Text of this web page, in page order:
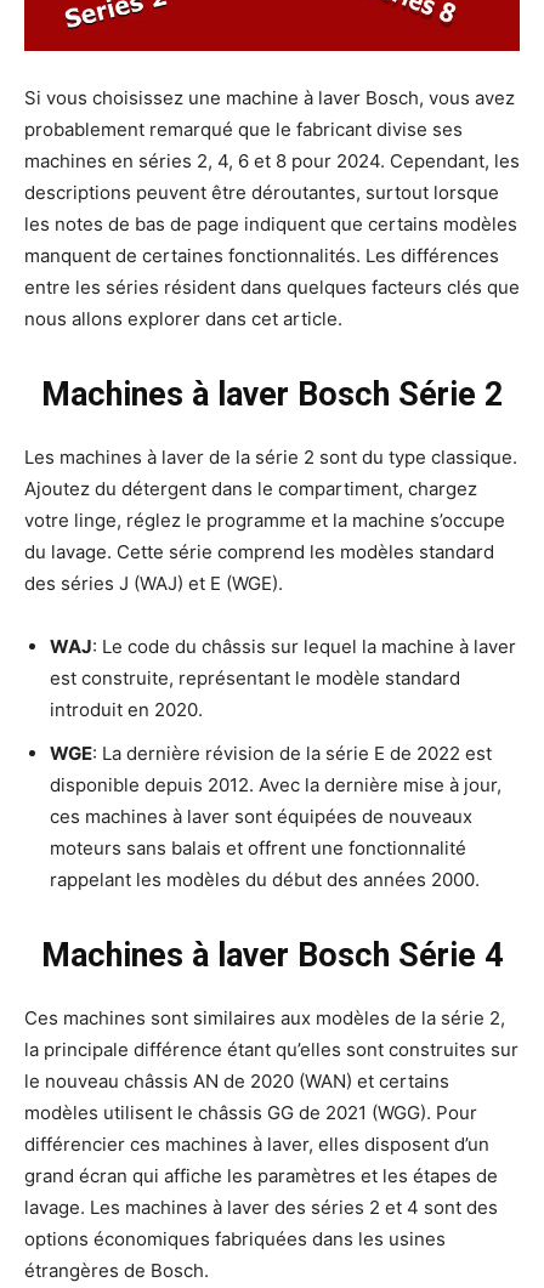
Si vous choisissez une machine à laver Bosch, vous avez
probablement remarqué que le fabricant divise ses
machines en séries 2, 4, 6 et 8 pour 2024. Cependant, les
descriptions peuvent être déroutantes, surtout lorsque
les notes de bas de page indiquent que certains modèles
manquent de certaines fonctionnalités. Les différences
entre les séries résident dans quelques facteurs clés que
nous allons explorer dans cet article.
Machines à laver Bosch Série 2
Les machines à laver de la série 2 sont du type classique.
Ajoutez du détergent dans le compartiment, chargez
votre linge, réglez le programme et la machine s’occupe
du lavage. Cette série comprend les modèles standard
des séries J (WAJ) et E (WGE).
WAJ: Le code du châssis sur lequel la machine à laver
est construite, représentant le modèle standard
introduit en 2020.
WGE: La dernière révision de la série E de 2022 est
disponible depuis 2012. Avec la dernière mise à jour,
ces machines à laver sont équipées de nouveaux
moteurs sans balais et offrent une fonctionnalité
rappelant les modèles du début des années 2000.
Machines à laver Bosch Série 4
Ces machines sont similaires aux modèles de la série 2,
la principale différence étant qu’elles sont construites sur
le nouveau châssis AN de 2020 (WAN) et certains
modèles utilisent le châssis GG de 2021 (WGG). Pour
différencier ces machines à laver, elles disposent d’un
grand écran qui affiche les paramètres et les étapes de
lavage. Les machines à laver des séries 2 et 4 sont des
options économiques fabriquées dans les usines
étrangères de Bosch.